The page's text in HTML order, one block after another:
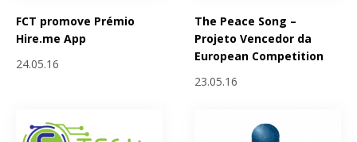
FCT promove Prémio
Hire.me App
24.05.16
The Peace Song –
Projeto Vencedor da
European Competition
23.05.16